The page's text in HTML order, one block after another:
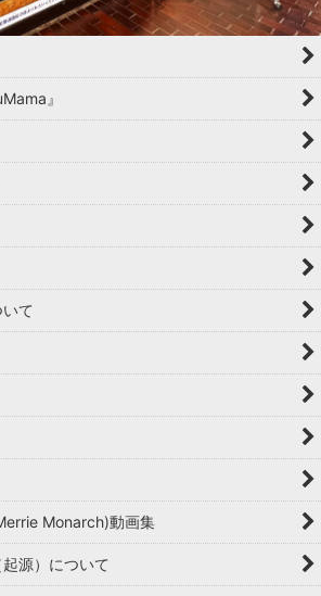
』
て
Monarch)動画集
源）について